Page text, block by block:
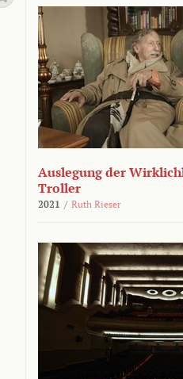
Auslegung der
Troller
2021 / Ruth Rieser